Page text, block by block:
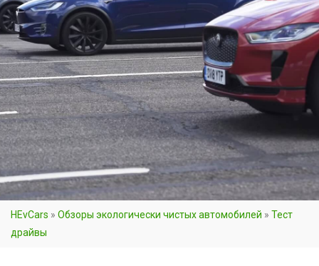
HEvCars » Обзоры экологически чистых автомобилей » Тест
драйвы